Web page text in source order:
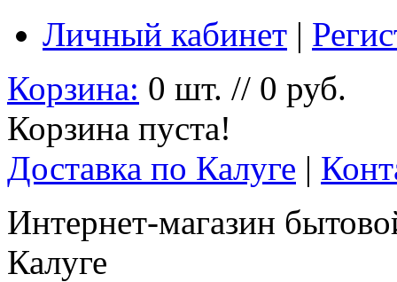
Личный кабинет |
Корзина: 0 шт. // 0 руб.
Корзина пуста!
Доставка по Калуге |
Интернет-магазин
Калуге